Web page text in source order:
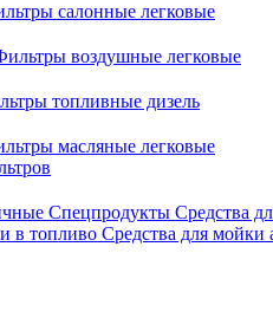
салонные легковые
воздушные легковые
топливные дизель
масляные легковые
Спецпродукты Средства
в топливо Средства для мойки